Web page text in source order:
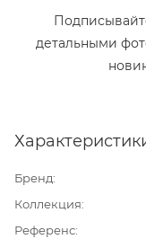
детальными
Бренд
Коллекция
Референс